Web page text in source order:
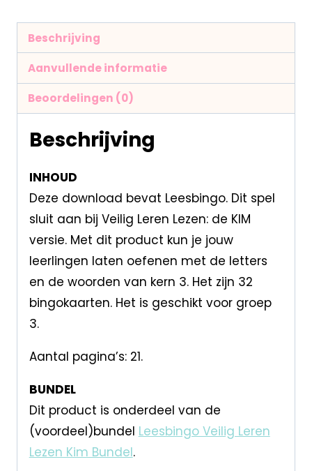
Beschrijving
Aanvullende informatie
Beoordelingen (0)
Beschrijving
INHOUD
Deze download bevat Leesbingo. Dit spel
sluit aan bij Veilig Leren Lezen: de KIM
versie. Met dit product kun je jouw
leerlingen laten oefenen met de letters
en de woorden van kern 3. Het zijn 32
bingokaarten. Het is geschikt voor groep
3.
Aantal pagina’s: 21.
BUNDEL
Dit product is onderdeel van de
(voordeel)bundel Leesbingo Veilig Leren
Lezen Kim Bundel.